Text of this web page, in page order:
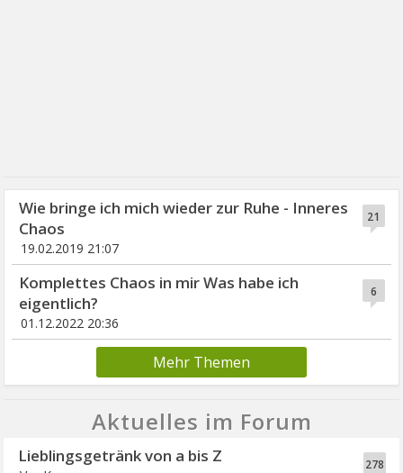
21
Wie bringe ich mich wieder zur Ruhe - Inneres
Chaos
19.02.2019 21:07
6
Komplettes Chaos in mir Was habe ich
eigentlich?
01.12.2022 20:36
Mehr Themen
Aktuelles im Forum
278
Lieblingsgetränk von a bis Z